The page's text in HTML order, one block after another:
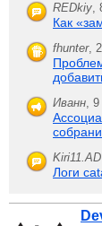
REDkiy,
Как
fhunter,
Иванн, 9
Логи